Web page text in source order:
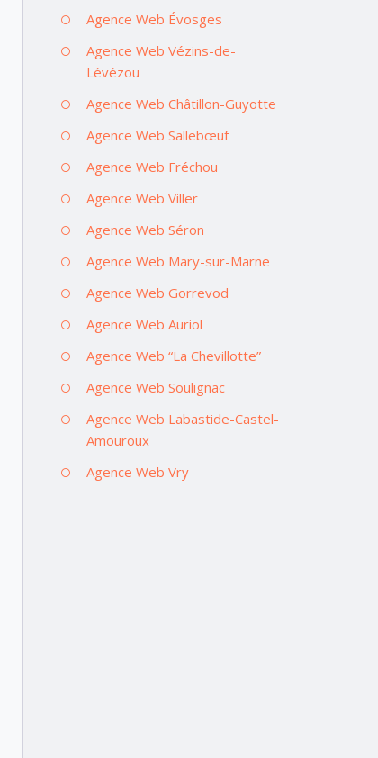
Agence Web Évosges
Agence Web Vézins-de-
Lévézou
Agence Web Châtillon-Guyotte
Agence Web Sallebœuf
Agence Web Fréchou
Agence Web Viller
Agence Web Séron
Agence Web Mary-sur-Marne
Agence Web Gorrevod
Agence Web Auriol
Agence Web “La Chevillotte”
Agence Web Soulignac
Agence Web Labastide-Castel-
Amouroux
Agence Web Vry